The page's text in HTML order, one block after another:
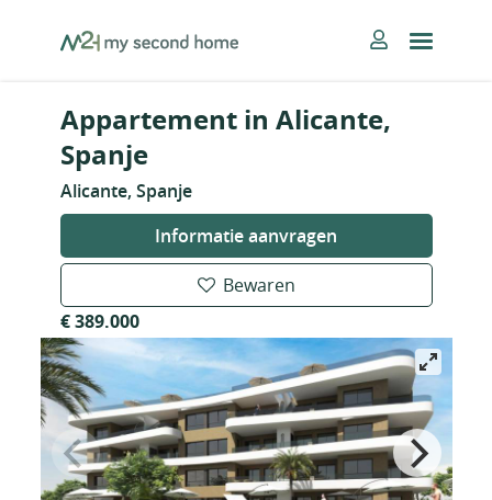
MySecondHome
Appartement in Alicante,
Spanje
Alicante, Spanje
Informatie aanvragen
Bewaren
€ 389.000